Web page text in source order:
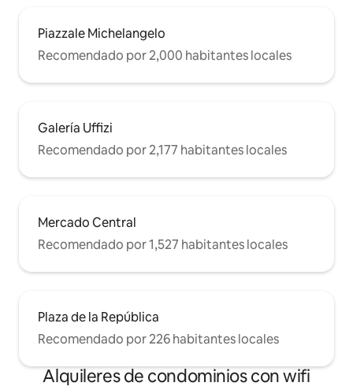
cerca. DISPONIBLES 4 BICICLETAS
(tamaño adulto) para nuestros
huéspedes, incluidas en el precio. Por
favor, úsalas con cuidado y ciérralas bien
GRAVES POR NEGLIGENCIA, SE TE
PEDIRÁ QUE PAGUES EL VALOR DE LA
BICICLETA DE 160 €. Gracias. A PIE: el
centro de la ciudad está a solo 15
minutos a pie. EN AUTOBÚS: a pocos
Piazzale Michelangelo
Recomendado por 2,000 habitantes locales
Galería Uffizi
Recomendado por 2,177 habitantes locales
Mercado Central
Recomendado por 1,527 habitantes locales
Plaza de la República
Recomendado por 226 habitantes locales
Alquileres de condominios con wifi